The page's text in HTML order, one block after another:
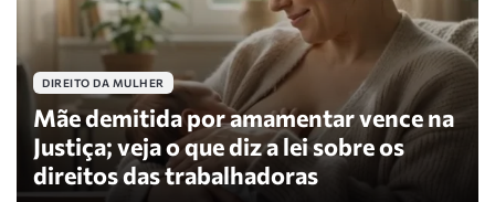
DIREITO DA MULHER
Mãe demitida por amamentar vence na
Justiça; veja o que diz a lei sobre os
direitos das trabalhadoras